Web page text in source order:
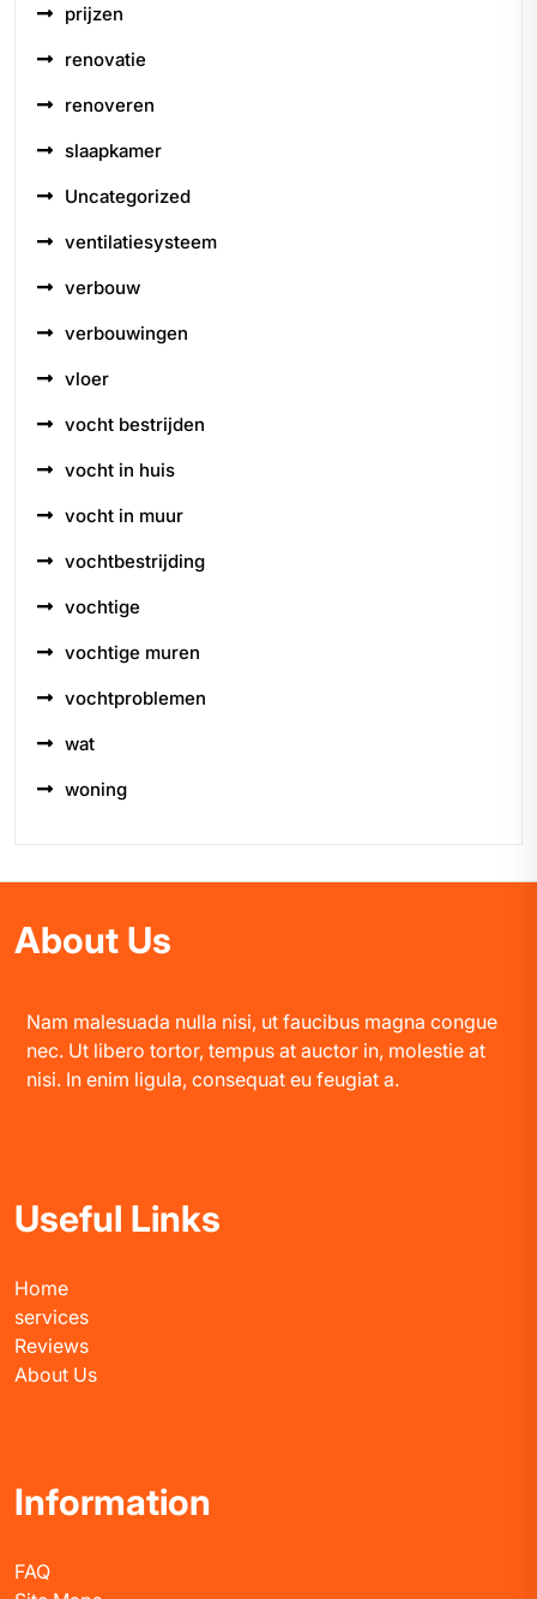
prijzen
renovatie
renoveren
slaapkamer
Uncategorized
ventilatiesysteem
verbouw
verbouwingen
vloer
vocht bestrijden
vocht in huis
vocht in muur
vochtbestrijding
vochtige
vochtige muren
vochtproblemen
wat
woning
About Us
Nam malesuada nulla nisi, ut faucibus magna congue
nec. Ut libero tortor, tempus at auctor in, molestie at
nisi. In enim ligula, consequat eu feugiat a.
Useful Links
Home
services
Reviews
About Us
Information
FAQ